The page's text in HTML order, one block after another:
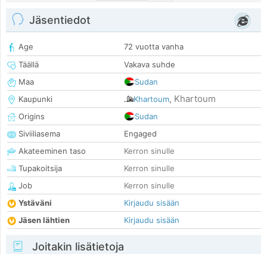
Jäsentiedot
Age
72 vuotta vanha
Täällä
Vakava suhde
Maa
Sudan
Kaupunki
Khartoum, Khartoum
Origins
Sudan
Siviiliasema
Engaged
Akateeminen taso
Kerron sinulle
Tupakoitsija
Kerron sinulle
Job
Kerron sinulle
Ystäväni
Kirjaudu sisään
Jäsen lähtien
Kirjaudu sisään
Joitakin lisätietoja